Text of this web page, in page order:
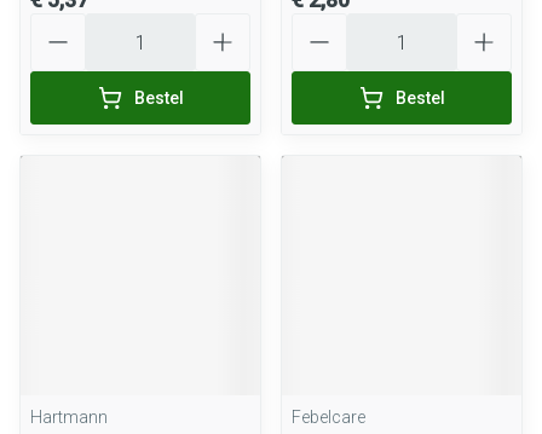
Bestel Bestel
Hartmann
Febelcare